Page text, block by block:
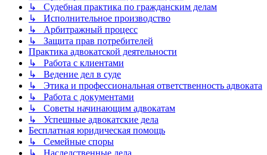
↳ Судебная практика по гражданским делам
↳ Исполнительное производство
↳ Арбитражный процесс
↳ Защита прав потребителей
Практика адвокатской деятельности
↳ Работа с клиентами
↳ Ведение дел в суде
↳ Этика и профессиональная ответственность адвоката
↳ Работа с документами
↳ Советы начинающим адвокатам
↳ Успешные адвокатские дела
Бесплатная юридическая помощь
↳ Семейные споры
↳ Наследственные дела